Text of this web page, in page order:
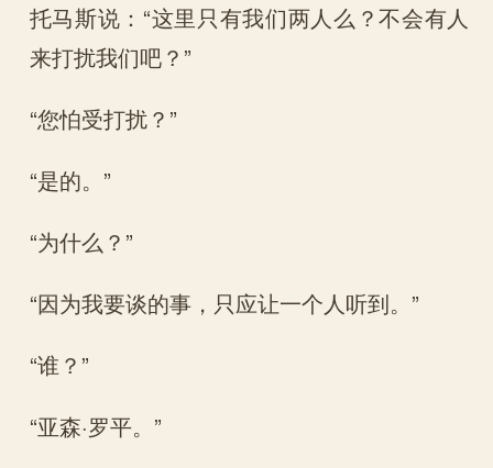
托马斯说：“这里只有我们两人么？不会有人
来打扰我们吧？”
“您怕受打扰？”
“是的。”
“为什么？”
“因为我要谈的事，只应让一个人听到。”
“谁？”
“亚森·罗平。”